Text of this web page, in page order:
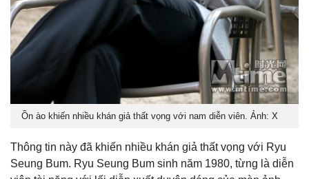
Ồn ào khiến nhiều khán giả thất vọng với nam diễn viên. Ảnh: X
Thông tin này đã khiến nhiều khán giả thất vọng với Ryu
Seung Bum. Ryu Seung Bum sinh năm 1980, từng là diễn